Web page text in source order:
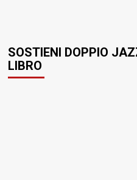
SOSTIENI DOPPIO
LIBRO